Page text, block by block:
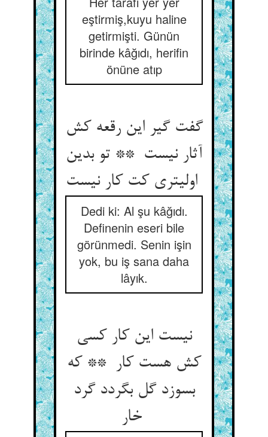
eştirmiş,kuyu haline
getirmişti. Günün
birinde kâğıdı, herifin
önüne atıp
گفت گیر این رقعه کش
آثار نیست ** تو بدین
Dedi ki: Al şu kâğıdı.
Definenin eseri bile
görünmedi. Senin işin
yok, bu iş sana daha
lâyık.
نیست این کار کسی
کش هست کار ** که
بسوزد گل بگردد گرد